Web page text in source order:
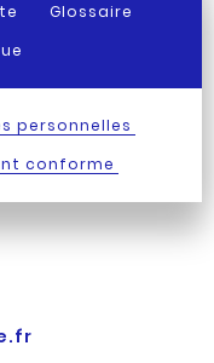
Glossaire
personnelles
conforme